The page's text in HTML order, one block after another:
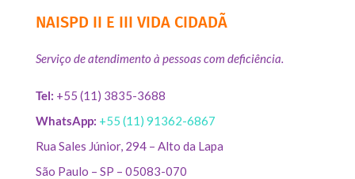
NAISPD II E III VIDA CIDADÃ
Serviço de atendimento à pessoas com deficiência.
Tel: +55 (11) 3835-3688
WhatsApp: +55 (11) 91362-6867
Rua Sales Júnior, 294 – Alto da Lapa
São Paulo – SP – 05083-070